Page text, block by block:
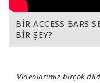
BİR ACCESS BARS
BİR ŞEY?
Videolarımız birçok